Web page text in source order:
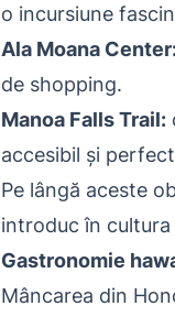
o incursiune
Ala Moana
de shopping.
Manoa Falls Trail:
accesibil și
Pe lângă aceste
introduc în
Gastronomie
Mâncarea din